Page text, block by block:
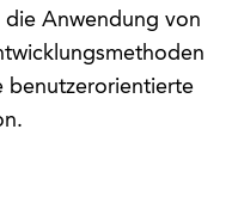
die Anwendung von
benutzerorientierte